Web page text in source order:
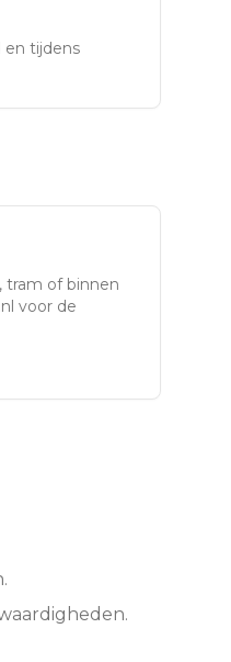
en tijdens
tram of binnen
voor de